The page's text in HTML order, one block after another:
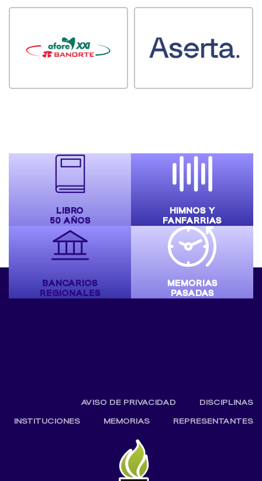
LIBRO
50 AÑOS
HIMNOS Y
FANFARRIAS
BANCARIOS
REGIONALES
MEMORIAS
PASADAS
AVISO DE PRIVACIDAD
DISCIPLINAS
INSTITUCIONES
MEMORIAS REPRESENTANTES